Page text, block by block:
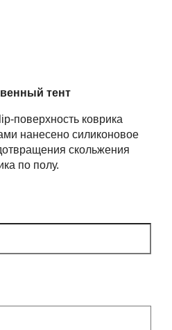
тент
поверхность коврика
нанесено силиконовое
скольжения
по полу.